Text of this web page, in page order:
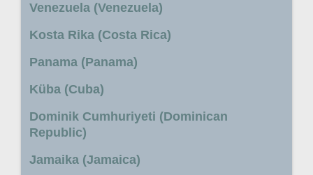
Venezuela (Venezuela)
Kosta Rika (Costa Rica)
Panama (Panama)
Küba (Cuba)
Dominik Cumhuriyeti (Dominican
Republic)
Jamaika (Jamaica)